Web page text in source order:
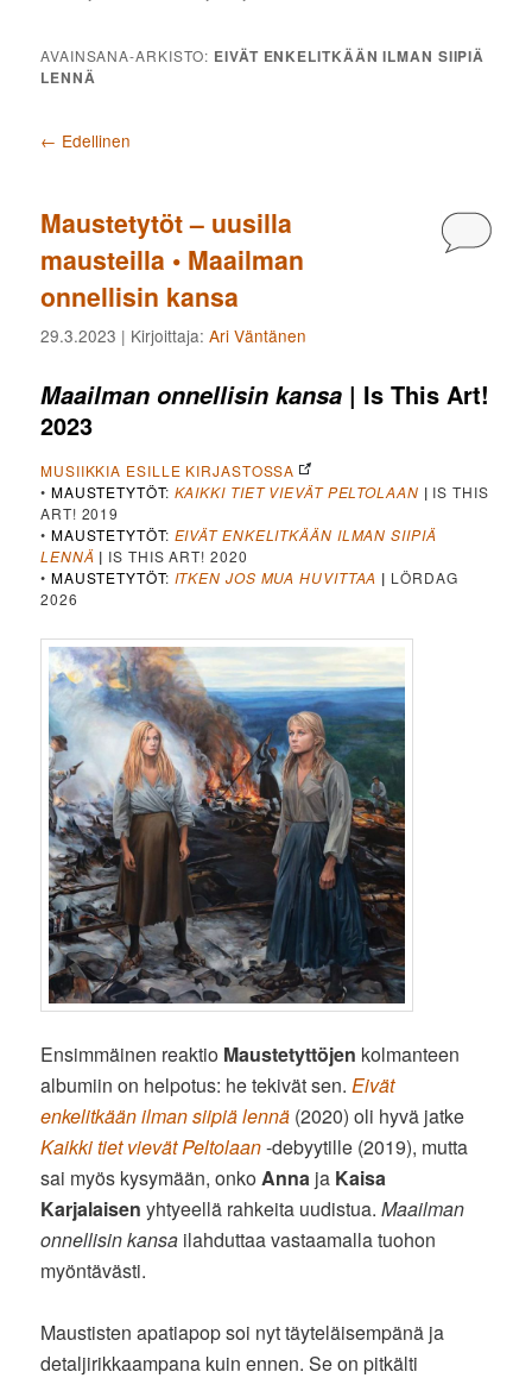
AVAINSANA-ARKISTO: EIVÄT ENKELITKÄÄN ILMAN SIIPIÄ
LENNÄ
Artikkelien selaus
← Edellinen
Maustetytöt – uusilla
mausteilla • Maailman
onnellisin kansa
29.3.2023 | Kirjoittaja:Ari Väntänen
Maailman onnellisin kansa | Is This Art!
2023
MUSIIKKIA ESILLE KIRJASTOSSA
• MAUSTETYTÖT: KAIKKI TIET VIEVÄT PELTOLAAN | IS THIS
ART! 2019
• MAUSTETYTÖT: EIVÄT ENKELITKÄÄN ILMAN SIIPIÄ
LENNÄ | IS THIS ART! 2020
• MAUSTETYTÖT: ITKEN JOS MUA HUVITTAA | LÖRDAG
2026
Ensimmäinen reaktio Maustetyttöjen kolmanteen
albumiin on helpotus: he tekivät sen. Eivät
enkelitkään ilman siipiä lennä (2020) oli hyvä jatke
Kaikki tiet vievät Peltolaan-debyytille (2019), mutta
sai myös kysymään, onko Anna ja Kaisa
Karjalaisen yhtyeellä rahkeita uudistua.Maailman
onnellisin kansa ilahduttaa vastaamalla tuohon
myöntävästi.
Maustisten apatiapop soi nyt täyteläisempänä ja
detaljirikkaampana kuin ennen. Se on pitkälti